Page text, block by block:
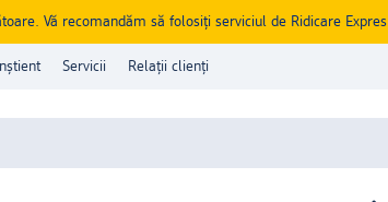
Vă recomandăm să folosiți serviciul de Ridicare Expres
Servicii Relații clienți